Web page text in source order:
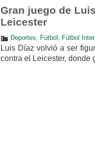
Gran juego de
Leicester
Deportes, Fútbol , Fútbol
Luis Díaz volvió a ser
contra el Leicester, donde